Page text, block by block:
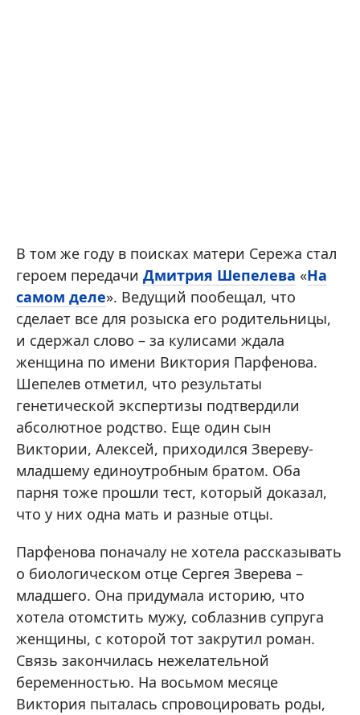
В том же году в поисках матери Сережа стал
героем передачи Дмитрия Шепелева «На
самом деле». Ведущий пообещал, что
сделает все для розыска его родительницы,
и сдержал слово – за кулисами ждала
женщина по имени Виктория Парфенова.
Шепелев отметил, что результаты
генетической экспертизы подтвердили
абсолютное родство. Еще один сын
Виктории, Алексей, приходился Звереву-
младшему единоутробным братом. Оба
парня тоже прошли тест, который доказал,
что у них одна мать и разные отцы.
Парфенова поначалу не хотела рассказывать
о биологическом отце Сергея Зверева –
младшего. Она придумала историю, что
хотела отомстить мужу, соблазнив супруга
женщины, с которой тот закрутил роман.
Связь закончилась нежелательной
беременностью. На восьмом месяце
Виктория пыталась спровоцировать роды,